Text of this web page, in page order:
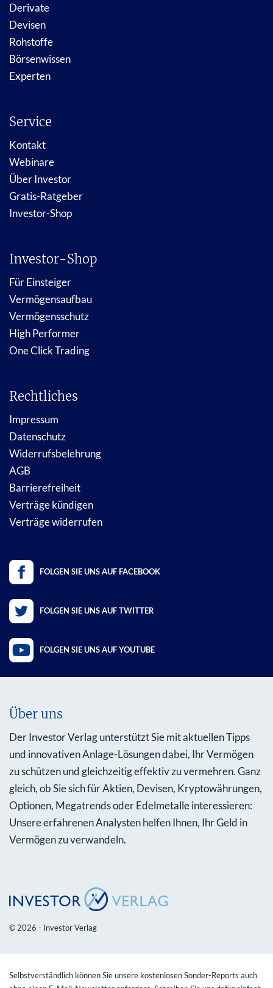
Derivate
Devisen
Rohstoffe
Börsenwissen
Experten
Service
Kontakt
Webinare
Über Investor
Gratis-Ratgeber
Investor-Shop
Investor-Shop
Für Einsteiger
Vermögensaufbau
Vermögensschutz
High Performer
One Click Trading
Rechtliches
Impressum
Datenschutz
Widerrufsbelehrung
AGB
Barrierefreiheit
Verträge kündigen
Verträge widerrufen
FOLGEN SIE UNS AUF FACEBOOK
FOLGEN SIE UNS AUF TWITTER
FOLGEN SIE UNS AUF YOUTUBE
Über uns
Der Investor Verlag unterstützt Sie mit aktuellen Tipps
und innovativen Anlage-Lösungen dabei, Ihr Vermögen
zu schützen und gleichzeitig effektiv zu vermehren. Ganz
gleich, ob Sie sich für Aktien, Devisen, Kryptowährungen,
Optionen, Megatrends oder Edelmetalle interessieren:
Unsere erfahrenen Analysten helfen Ihnen, Ihr Geld in
Vermögen zu verwandeln.
© 2026 - Investor Verlag
Selbstverständlich können Sie unsere kostenlosen Sonder-Reports auch